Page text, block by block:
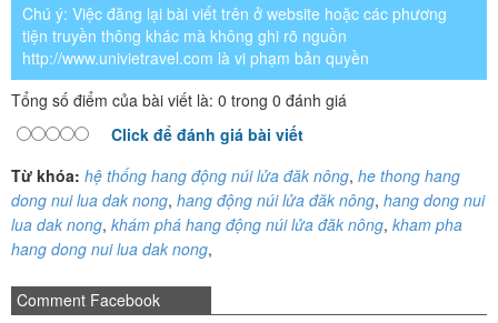
Chú ý: Việc đăng lại bài viết trên ở website hoặc các phương
tiện truyền thông khác mà không ghi rõ nguồn
http://www.univietravel.com là vi phạm bản quyền
Tổng số điểm của bài viết là: 0 trong 0 đánh giá
Click để đánh giá bài viết
Từ khóa: hệ thống hang động núi lửa đăk nông, he thong hang
dong nui lua dak nong, hang động núi lửa đăk nông, hang dong nui
lua dak nong, khám phá hang động núi lửa đăk nông, kham pha
hang dong nui lua dak nong,
Comment Facebook